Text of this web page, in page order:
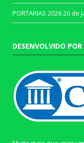
PORTARIAS 202626 de
DESENVOLVIDO POR